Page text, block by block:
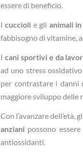
essere di beneficio.
Icuccioli e gli animali
fabbisogno di vitamine,
I cani sportivi e da
ad uno stress
per contrastare i danni
maggiore sviluppo delle
Con l’avanzare
anziani possono
antiossidanti.